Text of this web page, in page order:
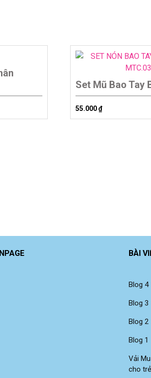
Set Mũ Bao Tay
55.000₫
Thuận, TP. Hồ Chí Minh.
BÀI
Blog 4
Blog 3
Blog 2
Blog 1
Vải
cho trẻ